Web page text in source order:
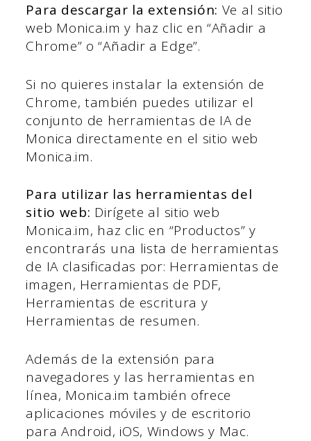
Para descargar la extensión: Ve al sitio
web Monica.im y haz clic en “Añadir a
Chrome” o “Añadir a Edge”.
Si no quieres instalar la extensión de
Chrome, también puedes utilizar el
conjunto de herramientas de IA de
Monica directamente en el sitio web
Monica.im.
Para utilizar las herramientas del
sitio web: Dirígete al sitio web
Monica.im, haz clic en “Productos” y
encontrarás una lista de herramientas
de IA clasificadas por: Herramientas de
imagen, Herramientas de PDF,
Herramientas de escritura y
Herramientas de resumen.
Además de la extensión para
navegadores y las herramientas en
línea, Monica.im también ofrece
aplicaciones móviles y de escritorio
para Android, iOS, Windows y Mac.